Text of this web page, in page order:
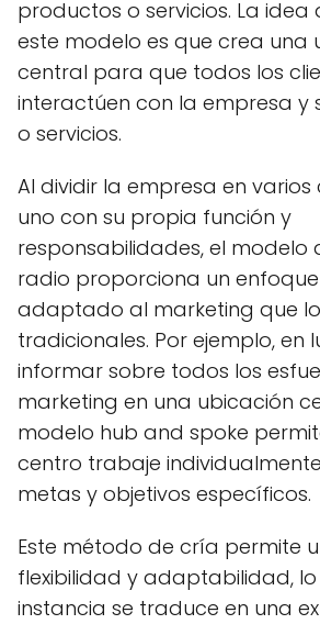
productos o servicios. La idea
este modelo es que crea una
central para que todos los
interactúen con la empresa y
o servicios.
Al dividir la empresa en
uno con su propia función y
responsabilidades, el modelo
radio proporciona un
adaptado al marketing que
tradicionales. Por ejemplo, en
informar sobre todos los
marketing en una ubicación
modelo hub and spoke
centro trabaje
metas y objetivos específicos.
Este método de cría permite
flexibilidad y adaptabilidad,
instancia se traduce en una